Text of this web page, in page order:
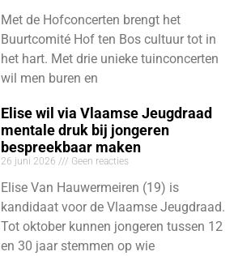
Met de Hofconcerten brengt het
Buurtcomité Hof ten Bos cultuur tot in
het hart. Met drie unieke tuinconcerten
wil men buren en
Elise wil via Vlaamse Jeugdraad
mentale druk bij jongeren
bespreekbaar maken
26 juni 2026 Geen reacties
Elise Van Hauwermeiren (19) is
kandidaat voor de Vlaamse Jeugdraad.
Tot oktober kunnen jongeren tussen 12
en 30 jaar stemmen op wie